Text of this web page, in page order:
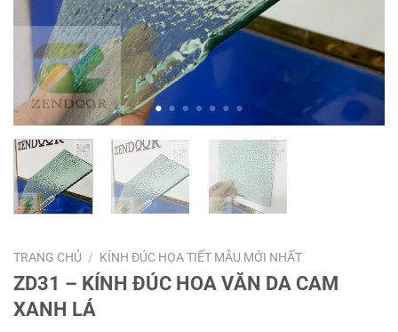
TRANG CHỦ / KÍNH ĐÚC HỌA TIẾT MẪU MỚI NHẤT
ZD31 – KÍNH ĐÚC HOA VĂN DA CAM
XANH LÁ